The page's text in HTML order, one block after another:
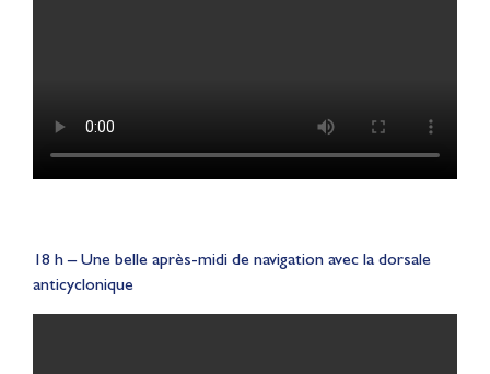
18 h – Une belle après-midi de navigation avec la dorsale
anticyclonique